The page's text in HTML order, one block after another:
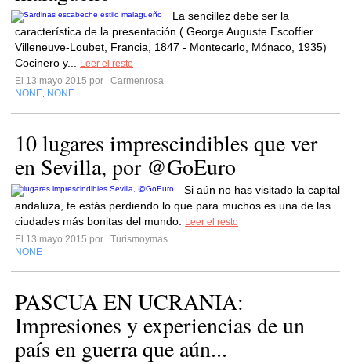
La sencillez debe ser la
característica de la presentación ( George Auguste Escoffier
Villeneuve-Loubet, Francia, 1847 - Montecarlo, Mónaco, 1935)
Cocinero y...
Leer el resto
El 13 mayo 2015 por
Carmenrosa
NONE NONE
10 lugares imprescindibles que ver
en Sevilla, por @GoEuro
Si aún no has visitado la capital
andaluza, te estás perdiendo lo que para muchos es una de las
ciudades más bonitas del mundo.
Leer el resto
El 13 mayo 2015 por
Turismoymas
NONE
PASCUA EN UCRANIA:
Impresiones y experiencias de un
país en guerra que aún...